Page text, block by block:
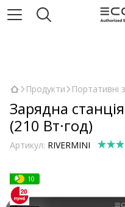
Продукти Портативні
Зарядна
(210 Вт·год)
Артикул: RIVERMINI
10